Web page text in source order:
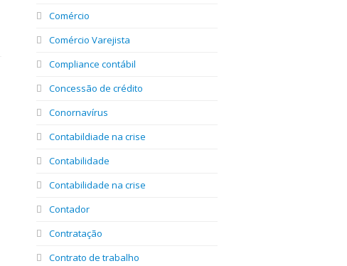
Comércio
Comércio Varejista
Compliance contábil
Concessão de crédito
Conornavírus
Contabildiade na crise
Contabilidade
Contabilidade na crise
Contador
Contratação
Contrato de trabalho